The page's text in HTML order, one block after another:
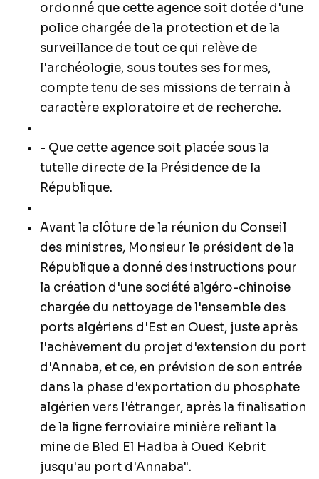
ordonné que cette agence soit dotée d'une
police chargée de la protection et de la
surveillance de tout ce qui relève de
l'archéologie, sous toutes ses formes,
compte tenu de ses missions de terrain à
caractère exploratoire et de recherche.
- Que cette agence soit placée sous la
tutelle directe de la Présidence de la
République.
Avant la clôture de la réunion du Conseil
des ministres, Monsieur le président de la
République a donné des instructions pour
la création d'une société algéro-chinoise
chargée du nettoyage de l'ensemble des
ports algériens d'Est en Ouest, juste après
l'achèvement du projet d'extension du port
d'Annaba, et ce, en prévision de son entrée
dans la phase d'exportation du phosphate
algérien vers l'étranger, après la finalisation
de la ligne ferroviaire minière reliant la
mine de Bled El Hadba à Oued Kebrit
jusqu'au port d'Annaba".